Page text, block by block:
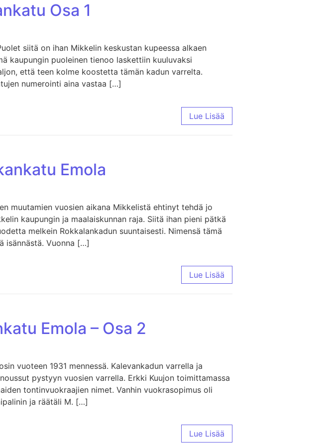
Osa 1
siitä on ihan Mikkelin keskustan kupeessa alkaen
kaupungin puoleinen tienoo laskettiin kuuluvaksi
että teen kolme koostetta tämän kadun varrelta.
numerointi aina vastaa […]
Lue Lisää
Emola
muutamien vuosien aikana Mikkelistä ehtinyt tehdä jo
kaupungin ja maalaiskunnan raja. Siitä ihan pieni pätkä
melkein Rokkalankadun suuntaisesti. Nimensä tämä
isännästä. Vuonna […]
Lue Lisää
Emola – Osa 2
vuoteen 1931 mennessä. Kalevankadun varrella ja
pystyyn vuosien varrella. Erkki Kuujon toimittamassa
tontinvuokraajien nimet. Vanhin vuokrasopimus oli
ja räätäli M. […]
Lue Lisää